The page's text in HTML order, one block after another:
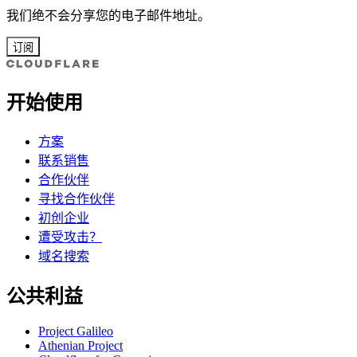
我们绝不会分享您的电子邮件地址。
订阅
开始使用
方案
联系销售
合作伙伴
寻找合作伙伴
初创企业
遭受攻击？
域名搜索
公共利益
Project Galileo
Athenian Project